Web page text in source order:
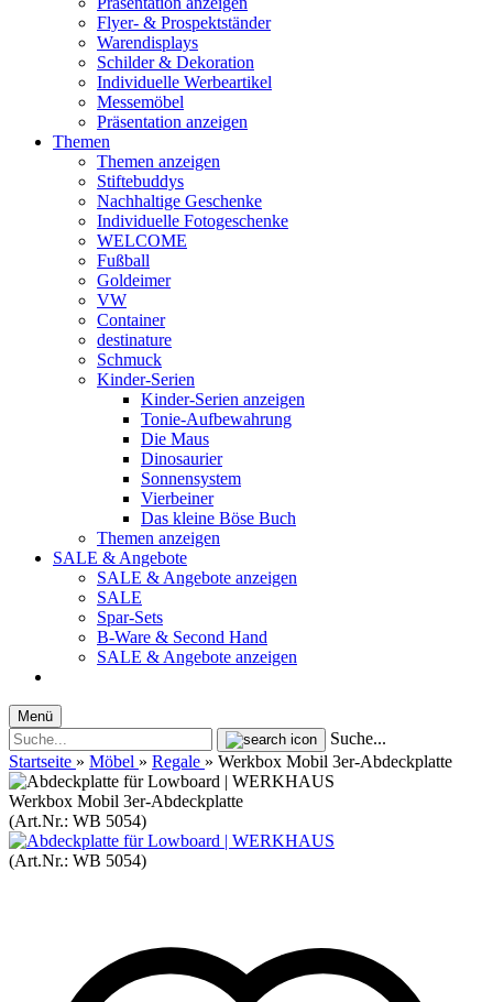
Flyer- & Prospektständer
Warendisplays
Schilder & Dekoration
Individuelle Werbeartikel
Messemöbel
Präsentation anzeigen
Themen
Themen anzeigen
Stiftebuddys
Nachhaltige Geschenke
Individuelle Fotogeschenke
WELCOME
Fußball
Goldeimer
VW
Container
destinature
Schmuck
Kinder-Serien
Kinder-Serien anzeigen
Tonie-Aufbewahrung
Die Maus
Dinosaurier
Sonnensystem
Vierbeiner
Das kleine Böse Buch
Themen anzeigen
SALE & Angebote
SALE & Angebote anzeigen
SALE
Spar-Sets
B-Ware & Second Hand
SALE & Angebote anzeigen
Menü
Suche...
Startseite » Möbel » Regale » Werkbox Mobil 3er-Abdeckplatte
Werkbox Mobil 3er-Abdeckplatte
(Art.Nr.: WB 5054)
(Art.Nr.: WB 5054)